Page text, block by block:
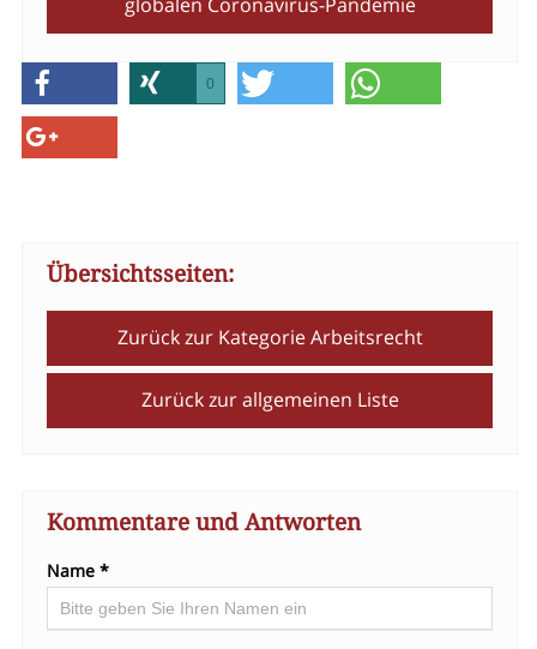
0
Übersichtsseiten:
Zurück zur Kategorie Arbeitsrecht
Zurück zur allgemeinen Liste
Kommentare und Antworten
Name *